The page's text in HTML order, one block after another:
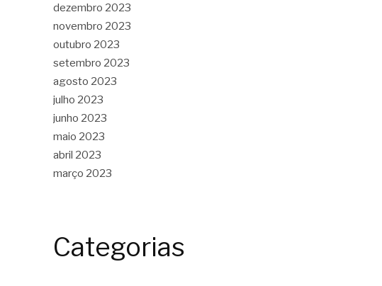
dezembro 2023
novembro 2023
outubro 2023
setembro 2023
agosto 2023
julho 2023
junho 2023
maio 2023
abril 2023
março 2023
Categorias